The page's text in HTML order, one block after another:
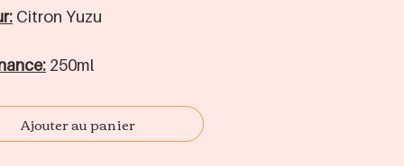
Citron Yuzu
250ml
Flacon plastique avec
service distributrice
Ajouter au panier